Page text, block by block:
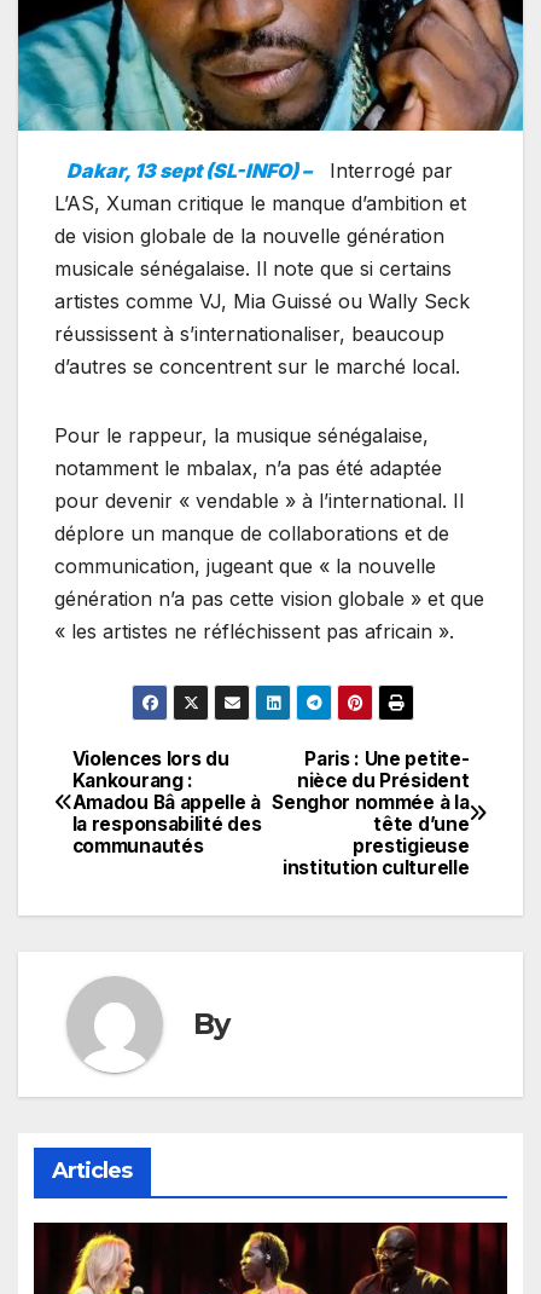
Dakar, 13 sept (SL-INFO) –
Interrogé par
L’AS, Xuman critique le manque d’ambition et
de vision globale de la nouvelle génération
musicale sénégalaise. Il note que si certains
artistes comme VJ, Mia Guissé ou Wally Seck
réussissent à s’internationaliser, beaucoup
d’autres se concentrent sur le marché local.
Pour le rappeur, la musique sénégalaise,
notamment le mbalax, n’a pas été adaptée
pour devenir « vendable » à l’international. Il
déplore un manque de collaborations et de
communication, jugeant que « la nouvelle
génération n’a pas cette vision globale » et que
« les artistes ne réfléchissent pas africain ».
Navigation
de
Paris : Une petite-
nièce du Président
Senghor nommée à la
tête d’une
prestigieuse
institution culturelle
Violences lors du
Kankourang :
Amadou Bâ appelle à
la responsabilité des
communautés
By
Articles